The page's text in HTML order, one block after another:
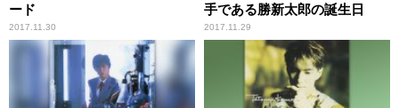
ード
2017.11.30
手である勝新太郎の誕生日
2017.11.29